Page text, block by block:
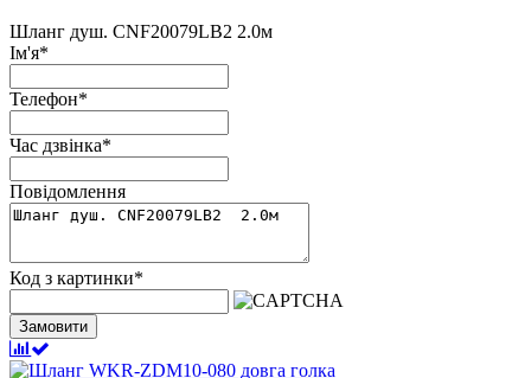
Шланг душ. CNF20079LB2 2.0м
Ім'я*
Телефон*
Час дзвінка*
Повідомлення
Код з картинки*
Замовити